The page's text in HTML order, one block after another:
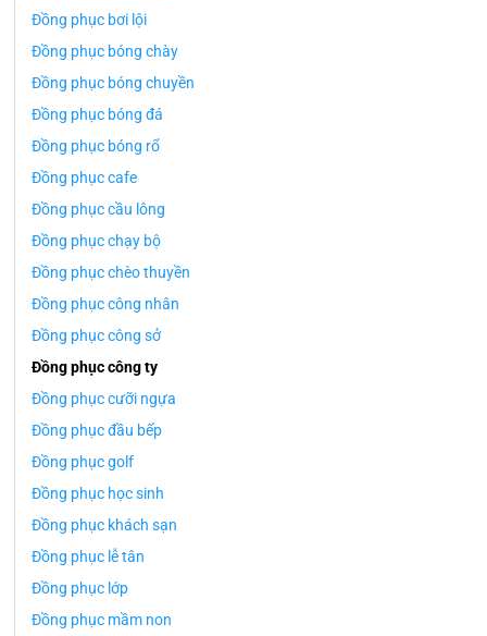
Đồng phục bơi lội
Đồng phục bóng chày
Đồng phục bóng chuyền
Đồng phục bóng đá
Đồng phục bóng rổ
Đồng phục cafe
Đồng phục cầu lông
Đồng phục chạy bộ
Đồng phục chèo thuyền
Đồng phục công nhân
Đồng phục công sở
Đồng phục công ty
Đồng phục cưỡi ngựa
Đồng phục đầu bếp
Đồng phục golf
Đồng phục học sinh
Đồng phục khách sạn
Đồng phục lễ tân
Đồng phục lớp
Đồng phục mầm non